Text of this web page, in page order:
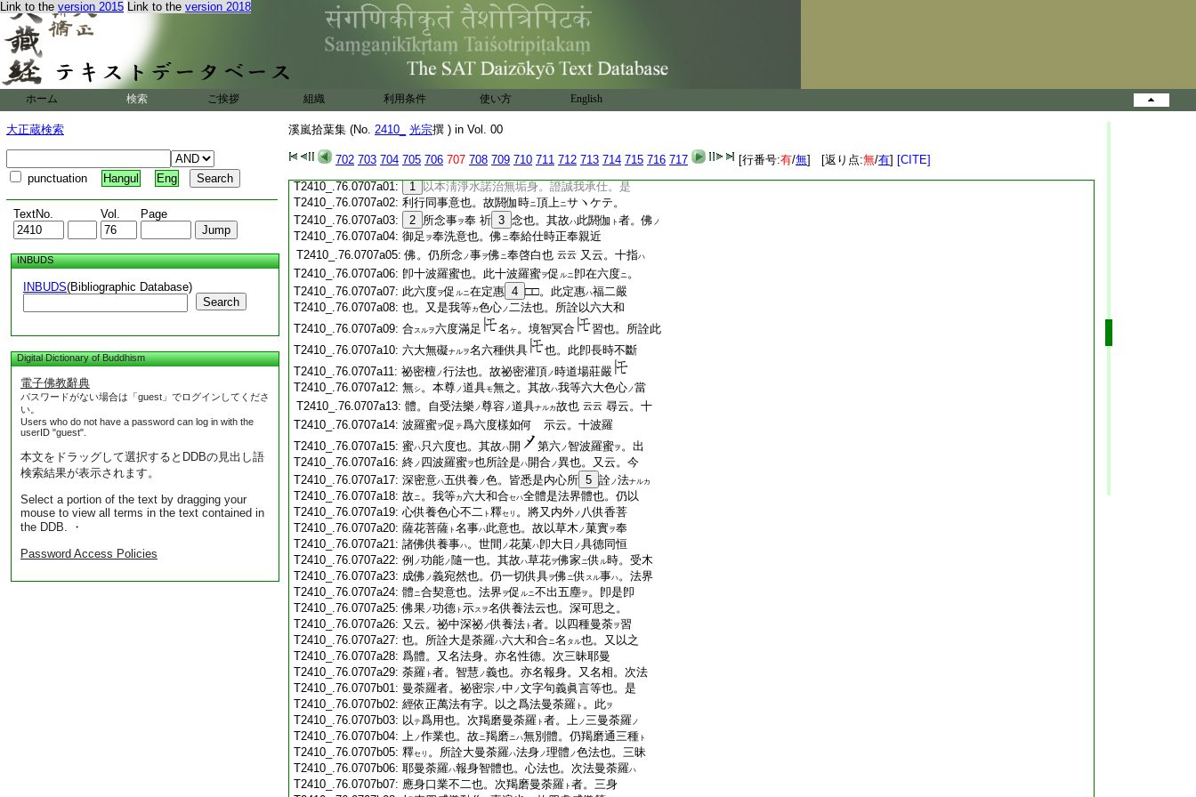
Link to the version 2015 Link to the version 2018
ホーム 検索 ご挨拶 組織 利用条件 使い方 English
大正蔵検索
punctuation Hangul Eng
TextNo. Vol. Page
INBUDS
INBUDS(Bibliographic Database)
Search
Digital Dictionary of Buddhism
電子佛教辭典
パスワードがない場合は「guest」でログインしてくださ
い。
Users who do not have a password can log in with the
userID "guest".
本文をドラッグして選択するとDDBの見出し語
検索結果が表示されます。
Select a portion of the text by dragging your
mouse to view all terms in the text contained in
the DDB. ・
Password Access Policies
溪嵐拾葉集 (No. 2410_ 光宗撰 ) in Vol. 00
702 703 704 705 706 707 708 709 710 711 712 713 714 715 716 717 [行番号:有/無] [返り点:無/有] [CITE]
T2410_.76.0706c19:交名精。不忘爲進。故ニ以燒香六種供具
T2410_.76.0706c20: 央置也。次以飮食爲禪定事
。諸佛以法
T2410_.76.0706c21:喜禪悦爲食。依如來法身壽量常住也。故
T2410_.76.0706c22:
圓覺經云。如來如圓覺心
皆從禪定生。一
切五情皆依食持壽命。是ハ皆從禪定智慧ヲ
意也。故ニ禪波羅蜜ノ故ニ智慧波羅蜜ヲ置也。
T2410_.76.0706c25:次以燈明喩智慧事 。燈明
必有破暗之
T2410_.76.0706c26:
功能。故喩智慧
T2410_.76.0706c27:事 。檀度者布 施也。四攝行
T2410_.76.0706c28: 故ニ 止觀云。布施 ト者轉怨作親 ト云ヘリ。凡ン四攝
T2410_.76.0706c29: 行者。布施愛語利行同事也。今閼伽時
T2410_.76.0707a01:
1
以本淸淨水諾治無垢身。證誠我承仕。是
T2410_.76.0707a02: 利行同事意也。故閼伽時ニ頂上ニサヽケテ。
T2410_.76.0707a03:
2 所念事ヲ奉 祈 3 念也。其故ハ此閼伽 ト 者。佛 ノ
T2410_.76.0707a04: 御足 ヲ奉洗意也。佛ニ奉給仕時正奉親近
T2410_.76.0707a05: 佛。仍所念ノ事ヲ佛ニ奉啓白也 云云 又云。十指ハ
T2410_.76.0707a06: 卽十波羅蜜也。此十波羅蜜ヲ促 ルニ卽在六度ニ。
T2410_.76.0707a07: 此六度ヲ促 ルニ在定惠 4 □□。此定惠ハ福二嚴
T2410_.76.0707a08: 也。又是我等カ色心ノ二法也。所詮以六大和
T2410_.76.0707a09: 合スルヲ六度滿足 名 ケ。境智冥合
習也。所詮此
T2410_.76.0707a10: 六大無礙ナルヲ名六種供具
也。此卽長時不斷
T2410_.76.0707a11: 祕密檀ノ行法也。故祕密灌頂ノ時道場莊嚴
T2410_.76.0707a12: 無シ。本尊ノ道具モ無之。其故ハ我等六大色心ノ當
T2410_.76.0707a13: 體。自受法樂ノ尊容ノ道具ナルカ故也 云云 尋云。十
T2410_.76.0707a14: 波羅蜜ヲ促 テ爲六度樣如何 示云。十波羅
T2410_.76.0707a15: 蜜ハ只六度也。其故ハ開 第六ノ智波羅蜜ヲ 。出
T2410_.76.0707a16: 終ノ 四波羅蜜ヲ也所詮是ハ開合ノ異也。又云。今
T2410_.76.0707a17: 深密意ハ五供養ノ色。皆悉是内心所 5 詮ノ法ナルカ
T2410_.76.0707a18: 故ニ。我等カ六大和合セハ全體是法界體也。仍以
T2410_.76.0707a19: 心供養色心不二 ト 釋セリ 。將又内外ノ 八供香菩
T2410_.76.0707a20: 薩花菩薩 ト 名事ハ此意也。故以草木 ノ菓實ヲ奉
T2410_.76.0707a21: 諸佛供養事ハ。世間 ノ花菓ハ卽大日 ノ具德同恒
T2410_.76.0707a22: 例 ノ功能ノ 隨一也。其故ハ草花ヲ佛家ニ供ル時。受木
T2410_.76.0707a23: 成佛 ノ義宛然也。仍一切供具ヲ佛ニ供 スル事ハ。法界
T2410_.76.0707a24: 體ニ合契意也。法界 ヲ促 ルニ不出五塵ヲ 。卽是卽
T2410_.76.0707a25:佛果ノ功德 ト 示スヲ名供養法云也。深可思之。
T2410_.76.0707a26: 又云。祕中深祕ノ供養法 ト 者。以四種曼荼ヲ習
T2410_.76.0707a27: 也。所詮大是荼羅ハ六大和合ニ名 タル也。又以之
T2410_.76.0707a28: 爲體。又名法身。亦名性德。次三昧耶曼
T2410_.76.0707a29: 荼羅 ト 者。智慧ノ義也。亦名報身。又名相。次法
T2410_.76.0707b01: 曼荼羅者。祕密宗ノ中 ノ文字句義眞言等也。是
T2410_.76.0707b02: 經依正萬法有字。以之爲法曼荼羅 ト 。此ヲ
T2410_.76.0707b03: 以テ爲用也。次羯磨曼荼羅 ト 者。上ノ三曼荼羅ノ
T2410_.76.0707b04: 上ノ作業也。故ニ羯磨ニハ無別體。仍羯磨通三種 ト
T2410_.76.0707b05: 釋セリ 。所詮大曼荼羅ハ法身ノ理體 ノ色法也。三昧
T2410_.76.0707b06: 耶曼荼羅ハ報身智體也。心法也。次法曼荼羅ハ
T2410_.76.0707b07: 應身口業不二也。次羯磨曼荼羅 ト 者。三身